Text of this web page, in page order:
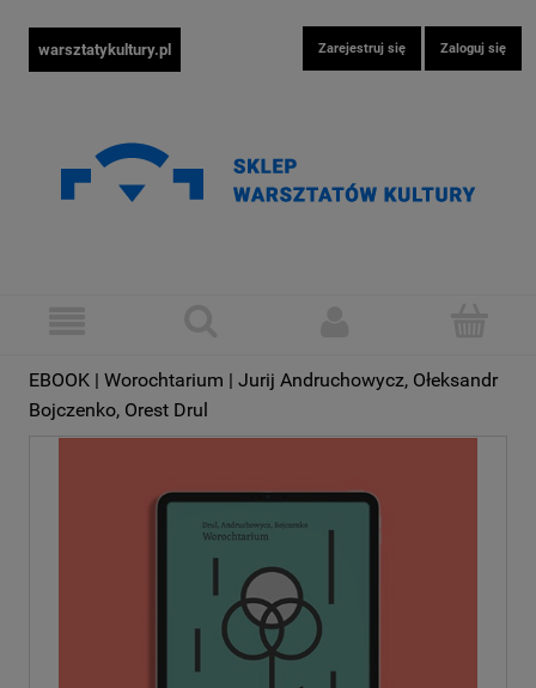
Zarejestruj się Zaloguj się
warsztatykultury.pl
EBOOK | Worochtarium | Jurij Andruchowycz, Ołeksandr
Bojczenko, Orest Drul